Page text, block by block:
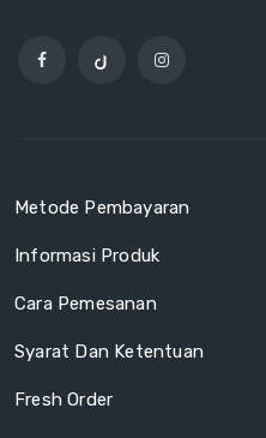
Metode Pembayaran
Informasi Produk
Cara Pemesanan
Syarat Dan Ketentuan
Fresh Order